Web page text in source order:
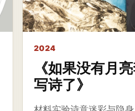
2024
《如果没有月
写诗了》